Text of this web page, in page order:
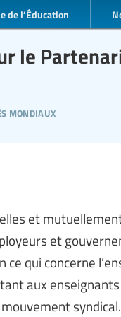
de l’Éducation
le
mondiaux
et
et
ce qui concerne
aux